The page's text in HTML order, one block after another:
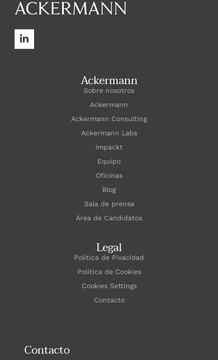
Ackermann
Sobre nosotros
Ackermann
Ackermann Consulting
Ackermann Labs
Impackt
Equipo
Oficinas
Blog
Sala de prensa
Área de Candidatos
Legal
Política de Pivacidad
Política de Cookies
Cookies Settings
Contacto
Contacto